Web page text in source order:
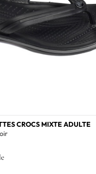
CROCS MIXTE ADULTE